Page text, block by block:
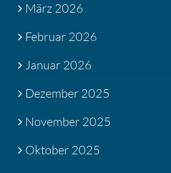
März 2026
Februar 2026
Januar 2026
Dezember 2025
November 2025
Oktober 2025